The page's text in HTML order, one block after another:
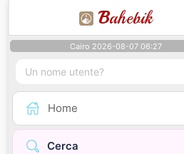
Bahebik
Cairo 2026-08-07 06:27
Home
Cerca